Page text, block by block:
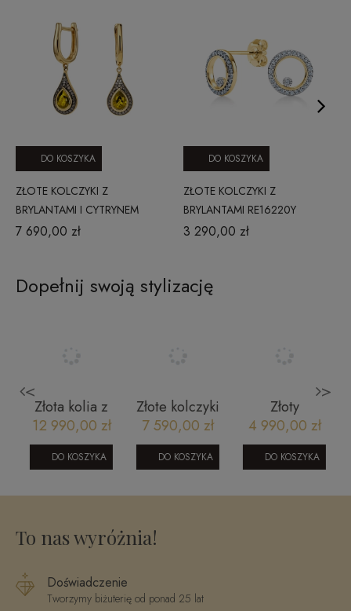
ZŁOTE KOLCZYKI Z
BRYLANTAMI I CYTRYNEM
RE17070CTCHY
7 690,00 zł
DO KOSZYKA
ZŁOTE KOLCZYKI Z
BRYLANTAMI RE16220Y
3 290,00 zł
DO KOSZYKA
Dopełnij swoją stylizację
<
Złota kolia z
brylantami
Florencja
0,46 ct
Glamour
N11878Y
12 990,00 zł
DO KOSZYKA
Złote kolczyki
z diamentami
i szfirami
CE2665SAPY
7 590,00 zł
DO KOSZYKA
Złoty
naszyjnik
perły z
nacinanymi
kulkami
202509182N
4 990,00 zł
DO KOSZYKA
>
To nas wyróżnia!
Doświadczenie
Tworzymy biżuterię od ponad 25 lat